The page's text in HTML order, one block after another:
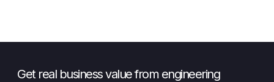
Get real business value from engineering